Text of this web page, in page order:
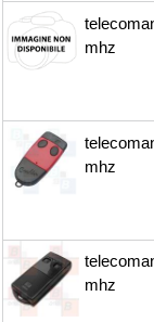
mhz
mhz
mhz